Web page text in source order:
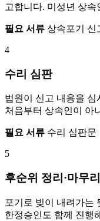
고합니다. 미성년 상
필요 서류 상속포기 신
4
수리 심판
법원이 신고 내용을
처음부터 상속인이 아
필요 서류 수리 심판문
5
후순위 정리·마무리
포기로 빚이 내려가는
한정승인도 함께 진행